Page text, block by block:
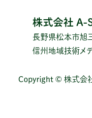
株式会社 A-
長野県松本市旭
信州地域技術メ
Copyright © 株式会